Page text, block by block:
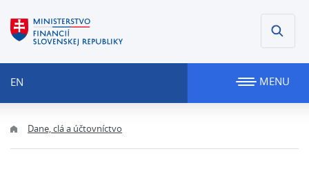
EN MENU
Dane, clá a účtovníctvo